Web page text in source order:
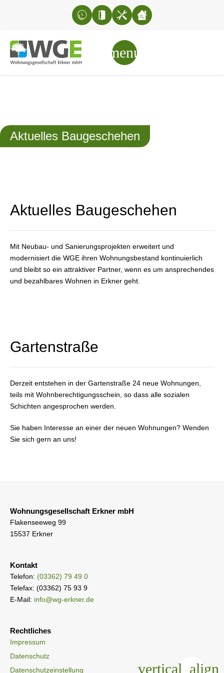
Aktuelles Baugeschehen
Aktuelles Baugeschehen
Mit Neubau- und Sanierungsprojekten erweitert und
modernisiert die WGE ihren Wohnungsbestand kontinuierlich
und bleibt so ein attraktiver Partner, wenn es um ansprechendes
und bezahlbares Wohnen in Erkner geht.
Gartenstraße
Derzeit entstehen in der Gartenstraße 24 neue Wohnungen,
teils mit Wohnberechtigungsschein, so dass alle sozialen
Schichten angesprochen werden.
Sie haben Interesse an einer der neuen Wohnungen? Wenden
Sie sich gern an uns!
Wohnungsgesellschaft Erkner mbH
Flakenseeweg 99
15537 Erkner
Kontakt
Telefon: (03362) 79 49 0
Telefax: (03362) 75 93 9
E-Mail: info@wg-erkner.de
Rechtliches
Impressum
Datenschutz
Datenschutzeinstellung